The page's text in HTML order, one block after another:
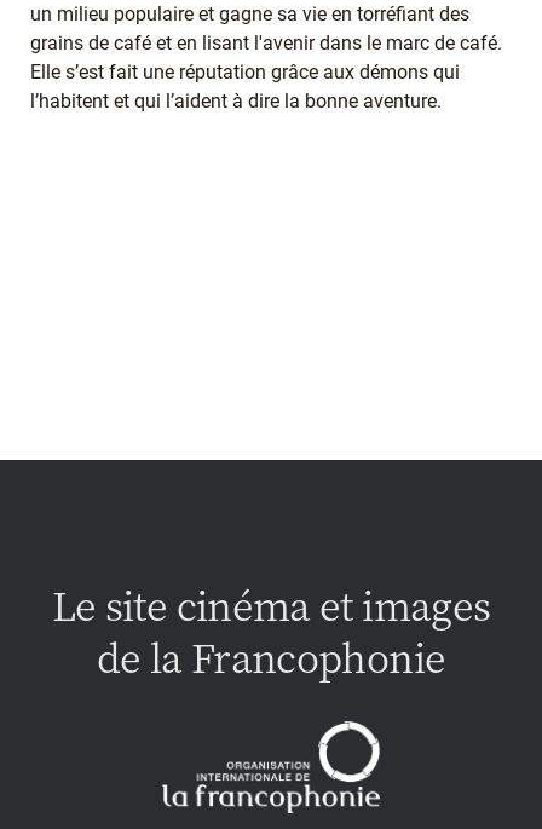
un milieu populaire et gagne sa vie en torréfiant des
grains de café et en lisant l'avenir dans le marc de café.
Elle s’est fait une réputation grâce aux démons qui
l’habitent et qui l’aident à dire la bonne aventure.
Le site cinéma et images
de la Francophonie